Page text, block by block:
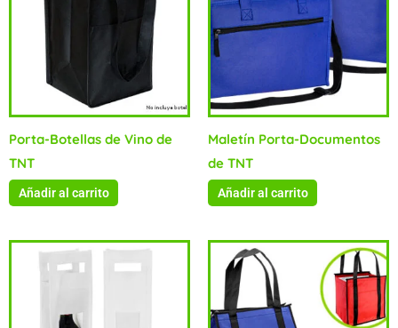
Porta-Botellas de Vino de
TNT
Añadir al carrito
Maletín Porta-Documentos
de TNT
Añadir al carrito